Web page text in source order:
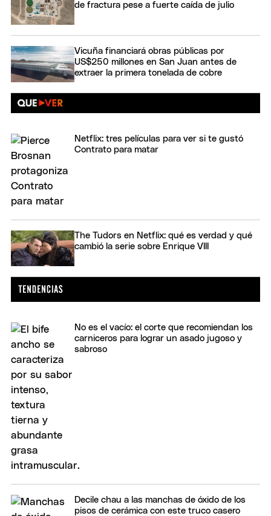
de fractura pese a fuerte caída de julio
Vicuña financiará obras públicas por
US$250 millones en San Juan antes de
extraer la primera tonelada de cobre
Netflix: tres películas para ver si te gustó
Contrato para matar
The Tudors en Netflix: qué es verdad y qué
cambió la serie sobre Enrique VIII
No es el vacío: el corte que recomiendan los
carniceros para lograr un asado jugoso y
sabroso
Decile chau a las manchas de óxido de los
pisos de cerámica con este truco casero